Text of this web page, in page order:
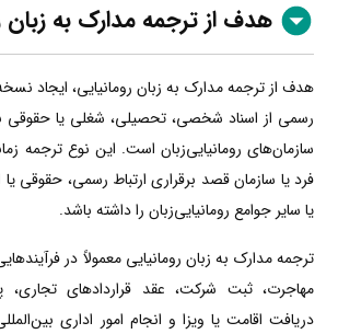
هدف از ترجمه مدارک به زبان
هدف از ترجمه مدارک به زبان رومانیایی، ایجاد
رسمی از اسناد شخصی، تحصیلی، شغلی یا حقوقی
سازمان‌های رومانیایی‌زبان است. این نوع ترجمه
فرد یا سازمان قصد برقراری ارتباط رسمی، حقوقی یا
یا سایر جوامع رومانیایی‌زبان را داشته باشد.
ترجمه مدارک به زبان رومانیایی معمولاً در
مهاجرت، ثبت شرکت، عقد قراردادهای تجاری،
دریافت اقامت یا ویزا و انجام امور اداری